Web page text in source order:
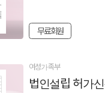
무료회원
여성가족부
법인설립 허가